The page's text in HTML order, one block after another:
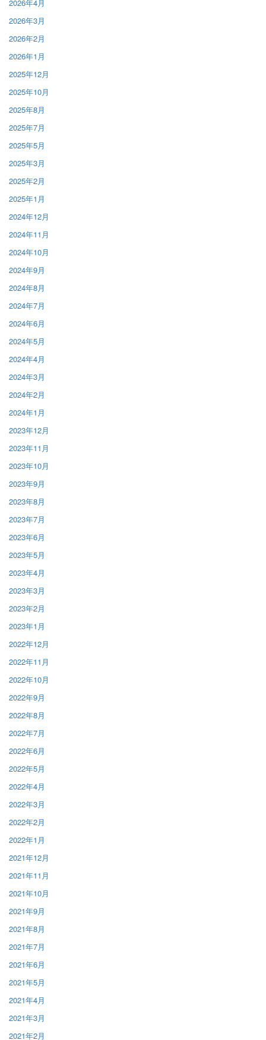
2026年4月
2026年3月
2026年2月
2026年1月
2025年12月
2025年10月
2025年8月
2025年7月
2025年5月
2025年3月
2025年2月
2025年1月
2024年12月
2024年11月
2024年10月
2024年9月
2024年8月
2024年7月
2024年6月
2024年5月
2024年4月
2024年3月
2024年2月
2024年1月
2023年12月
2023年11月
2023年10月
2023年9月
2023年8月
2023年7月
2023年6月
2023年5月
2023年4月
2023年3月
2023年2月
2023年1月
2022年12月
2022年11月
2022年10月
2022年9月
2022年8月
2022年7月
2022年6月
2022年5月
2022年4月
2022年3月
2022年2月
2022年1月
2021年12月
2021年11月
2021年10月
2021年9月
2021年8月
2021年7月
2021年6月
2021年5月
2021年4月
2021年3月
2021年2月